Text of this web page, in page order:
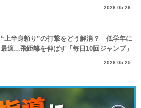
2026.05.26
“上半身頼り”の打撃をどう解消？ 低学年に
最適…飛距離を伸ばす「毎日10回ジャンプ」
2026.05.25